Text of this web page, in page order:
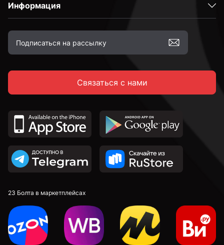
2,4 мм
2,5 мм
2,7 мм
2,8 мм
2,9 мм
3 мм
Информация
Связаться с нами
23 Болта в маркетплейсах